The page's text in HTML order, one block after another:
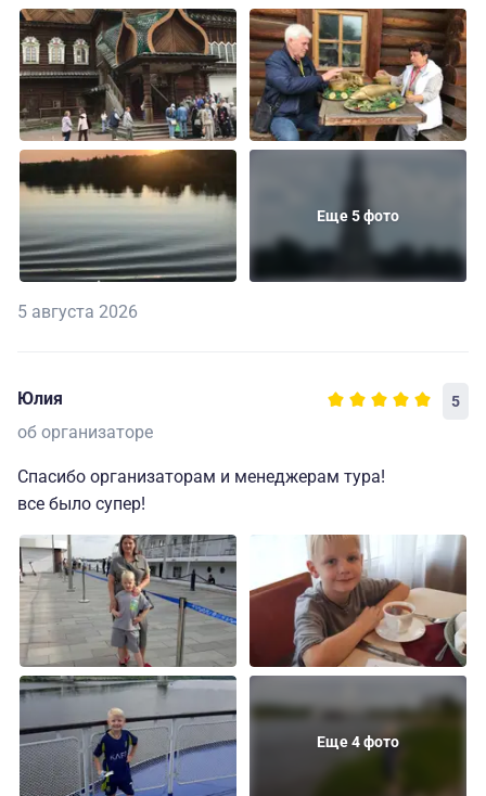
Еще 5 фото
5 августа 2026
Юлия 5
об организаторе
Спасибо организаторам и менеджерам тура!
все было супер!
Еще 4 фото